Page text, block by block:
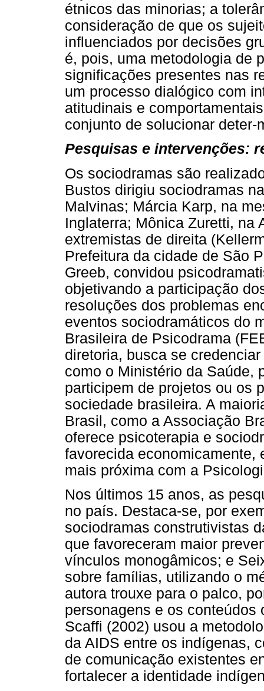
étnicos das minorias; a
consideração de que os
influenciados por decisões
é, pois, uma metodologia de
significações presentes nas
um processo dialógico com
atitudinais e
conjunto de solucionar deter-
Pesquisas e intervenções:
Os sociodramas são
Bustos dirigiu sociodramas
Malvinas; Márcia Karp, na
Inglaterra; Mônica Zuretti, na
extremistas de direita
Prefeitura da cidade de São
Greeb, convidou
objetivando a participação
resoluções dos problemas
eventos sociodramáticos do
Brasileira de Psicodrama
diretoria, busca se
como o Ministério da Saúde,
participem de projetos ou os
sociedade brasileira. A
Brasil, como a Associação
oferece psicoterapia e
favorecida economicamente,
mais próxima com a
Nos últimos 15 anos, as
no país. Destaca-se, por
sociodramas construtivistas
que favoreceram maior
vínculos monogâmicos; e
sobre famílias, utilizando o
autora trouxe para o palco,
personagens e os
Scaffi (2002) usou a
da AIDS entre os indígenas,
de comunicação existentes
fortalecer a identidade